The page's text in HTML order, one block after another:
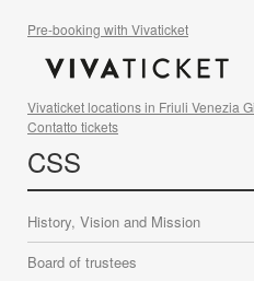
Pre-booking with Vivaticket
Vivaticket locations in Friuli Venezia
Contatto tickets
CSS
History, Vision and Mission
Board of trustees